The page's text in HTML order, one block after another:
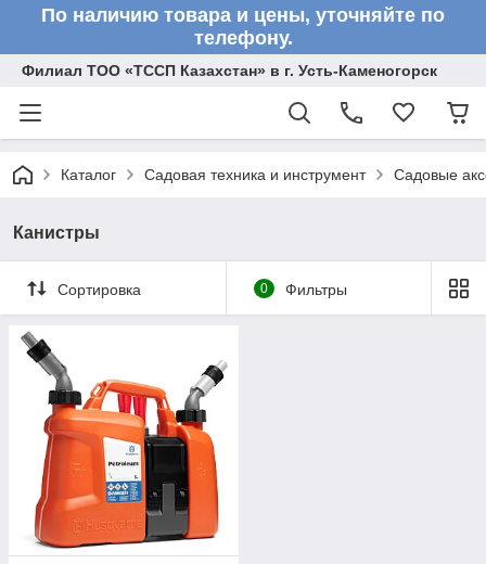
По наличию товара и цены, уточняйте по
телефону.
Филиал ТОО «ТССП Казахстан» в г. Усть-Каменогорск
Каталог Садовая техника и инструмент Садовые
Канистры
Сортировка 0 Фильтры